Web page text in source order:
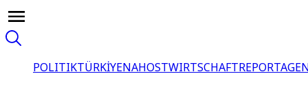
POLITIKTÜRKİYENAHOSTWIRTSCHAFT